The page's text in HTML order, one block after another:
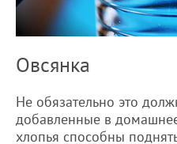
Овсянка
Не обязательно это
добавленные в
хлопья способны